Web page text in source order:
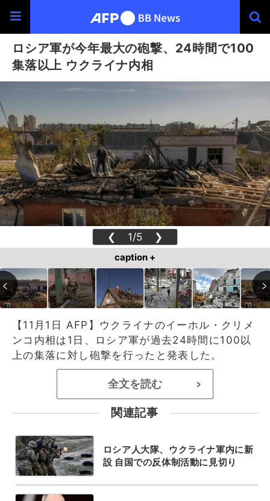
ロシア軍が今年最大の砲撃、24時間で100
集落以上 ウクライナ内相
❮ 1/5 ❯
caption +
【11月1日 AFP】ウクライナのイーホル・クリメ
ンコ内相は1日、ロシア軍が過去24時間に100以
上の集落に対し砲撃を行ったと発表した。
全文を読む >
関連記事
ロシア人大隊、ウクライナ軍内に新
設 自国での反体制活動に見切り